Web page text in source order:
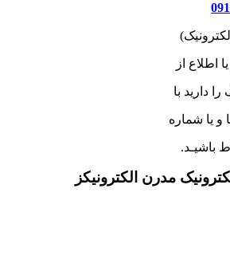
اطلاع از
دارید با
و یا شماره
باشیـد.
مدرن الکترونیکز